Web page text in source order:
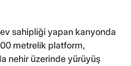
sahipliği yapan kanyonda
metrelik platform,
nehir üzerinde yürüyüş